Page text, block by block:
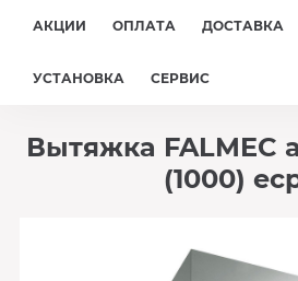
АКЦИИ ОПЛАТА ДОСТАВКА
УСТАНОВКА СЕРВИС
Вытяжка FALMEC
(1000)